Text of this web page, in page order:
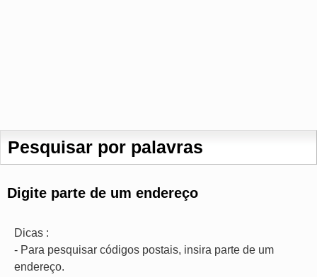
Pesquisar por palavras
Digite parte de um endereço
Dicas :
- Para pesquisar códigos postais, insira parte de um
endereço.